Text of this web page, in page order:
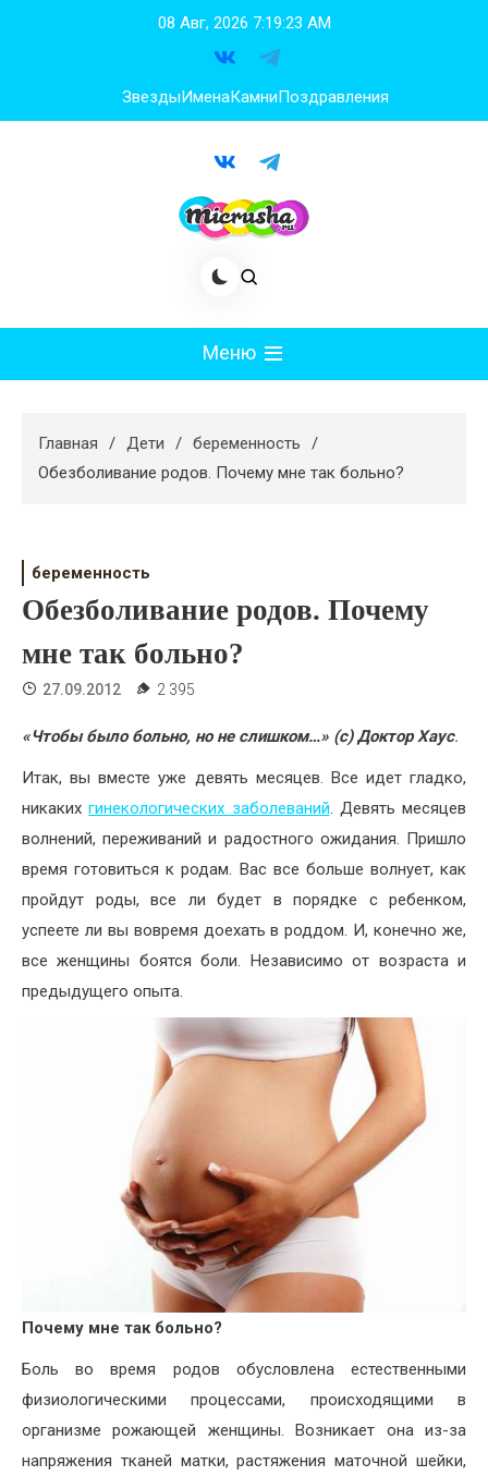
08 Авг, 2026 7:19:24 AM
ЗвездыИменаКамниПоздравления
Меню
Худеем
Свадьба
Жизнь
Хобби
Красота
Недвижимость
Главная Дети
беременность
Обезболивание родов. Почему мне так больно?
беременность
Обезболивание родов. Почему
мне так больно?
27.09.2012 2 395
«Чтобы было больно, но не слишком…» (с) Доктор Хаус.
Итак, вы вместе уже девять месяцев. Все идет гладко,
никакихгинекологических заболеваний. Девять месяцев
волнений, переживаний и радостного ожидания. Пришло
время готовиться к родам. Вас все больше волнует, как
пройдут роды, все ли будет в порядке с ребенком,
успеете ли вы вовремя доехать в роддом. И, конечно же,
все женщины боятся боли. Независимо от возраста и
предыдущего опыта.
Почему мне так больно?
Боль во время родов обусловлена естественными
физиологическими процессами, происходящими в
организме рожающей женщины. Возникает она из-за
напряжения тканей матки, растяжения маточной шейки,